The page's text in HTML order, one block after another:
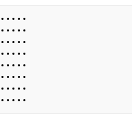
• • • • •
• • • • •
• • • • •
• • • • •
• • • • •
• • • • •
• • • • •
• • • • •